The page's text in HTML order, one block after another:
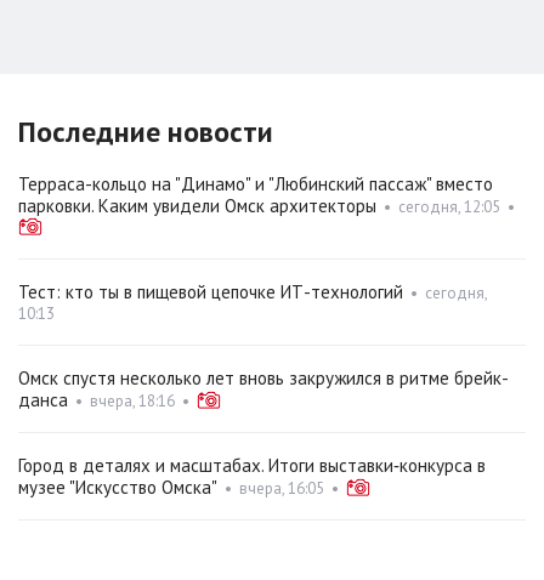
Последние новости
Терраса-кольцо на "Динамо" и "Любинский пассаж" вместо
парковки. Каким увидели Омск архитекторы • сегодня, 12:05 •
Тест: кто ты в пищевой цепочке ИТ-технологий • сегодня,
10:13
Омск спустя несколько лет вновь закружился в ритме брейк-
данса • вчера, 18:16 •
Город в деталях и масштабах. Итоги выставки‑конкурса в
музее "Искусство Омска" • вчера, 16:05 •